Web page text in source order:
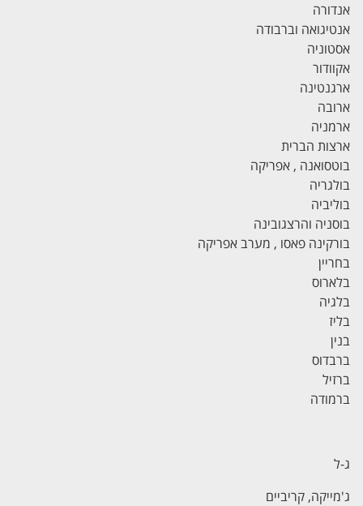
אנדורה
אנטיגואה וברבודה
אסטוניה
אקוודור
ארגנטינה
ארובה
ארמניה
ארצות הברית
בוטסואנה , אפריקה
בולגריה
בוליביה
בוסניה והרצגובינה
בורקינה פאסו , מערב אפריקה
בחריין
בלארוס
בלגיה
בליז
בנין
ברבדוס
ברזיל
ברמודה
ג-ל
ג'מייקה, קריביים